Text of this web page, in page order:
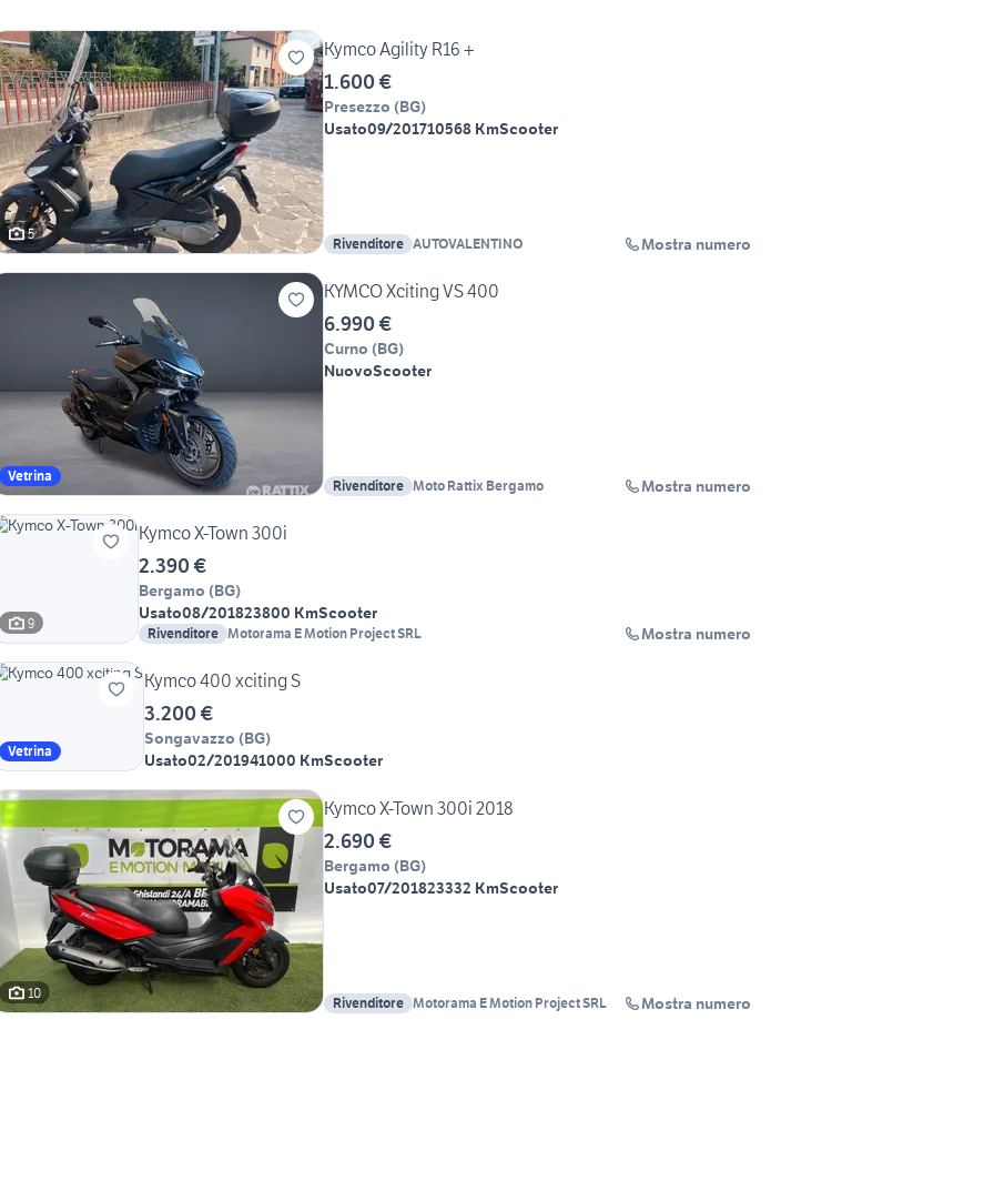
5
Kymco Agility R16 +
1.600 €
Presezzo (BG)
Usato09/201710568 KmScooter
Rivenditore AUTOVALENTINO Mostra numero
Vetrina
KYMCO Xciting VS 400
6.990 €
Curno (BG)
NuovoScooter
Rivenditore Moto Rattix Bergamo Mostra numero
9
Kymco X-Town 300i
2.390 €
Bergamo (BG)
Usato08/201823800 KmScooter
Rivenditore Motorama E Motion Project SRL Mostra numero
Vetrina
Kymco 400 xciting S
3.200 €
Songavazzo (BG)
Usato02/201941000 KmScooter
10
Kymco X-Town 300i 2018
2.690 €
Bergamo (BG)
Usato07/201823332 KmScooter
Rivenditore Motorama E Motion Project SRL Mostra numero